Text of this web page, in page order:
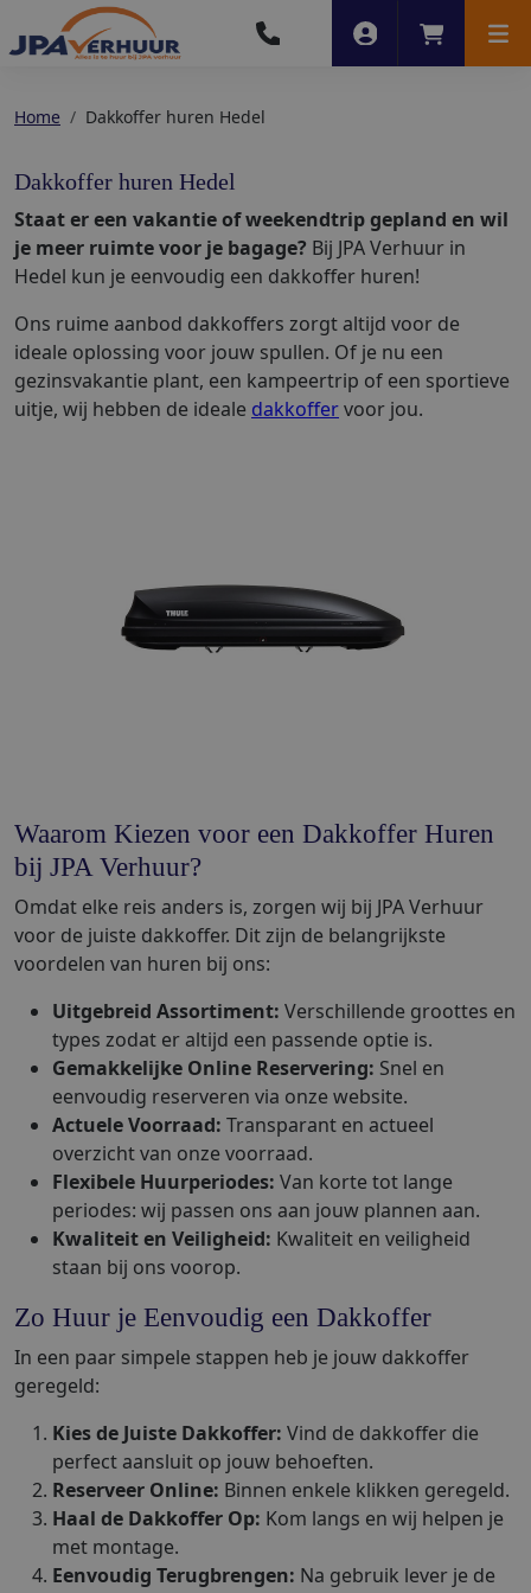
Account
Home Dakkoffer huren Hedel
Dakkoffer huren Hedel
Staat er een vakantie of weekendtrip gepland en wil
je meer ruimte voor je bagage? Bij JPA Verhuur in
Hedel kun je eenvoudig een dakkoffer huren!
Ons ruime aanbod dakkoffers zorgt altijd voor de
ideale oplossing voor jouw spullen. Of je nu een
gezinsvakantie plant, een kampeertrip of een sportieve
uitje, wij hebben de ideale dakkoffervoor jou.
Waarom Kiezen voor een Dakkoffer Huren
bij JPA Verhuur?
Omdat elke reis anders is, zorgen wij bij JPA Verhuur
voor de juiste dakkoffer. Dit zijn de belangrijkste
voordelen van huren bij ons:
Uitgebreid Assortiment: Verschillende groottes en
types zodat er altijd een passende optie is.
Gemakkelijke Online Reservering: Snel en
eenvoudig reserveren via onze website.
Actuele Voorraad: Transparant en actueel
overzicht van onze voorraad.
Flexibele Huurperiodes: Van korte tot lange
periodes: wij passen ons aan jouw plannen aan.
Kwaliteit en Veiligheid: Kwaliteit en veiligheid
staan bij ons voorop.
Zo Huur je Eenvoudig een Dakkoffer
In een paar simpele stappen heb je jouw dakkoffer
geregeld:
Kies de Juiste Dakkoffer: Vind de dakkoffer die
perfect aansluit op jouw behoeften.
Reserveer Online: Binnen enkele klikken geregeld.
Haal de Dakkoffer Op: Kom langs en wij helpen je
met montage.
Eenvoudig Terugbrengen: Na gebruik lever je de